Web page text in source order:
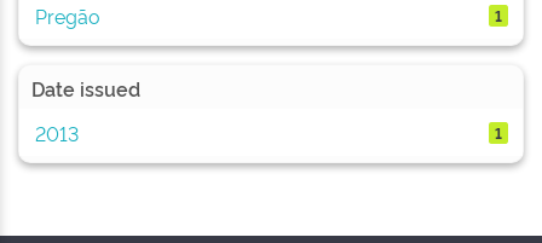
Pregão
1
Date issued
2013
1